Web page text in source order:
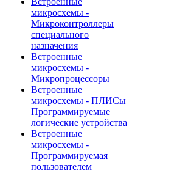
микросхемы -
Микроконтроллеры
специального
назначения
Встроенные
микросхемы -
Микропроцессоры
Встроенные
микросхемы - ПЛИСы
Программируемые
логические устройства
Встроенные
микросхемы -
Программируемая
пользователем